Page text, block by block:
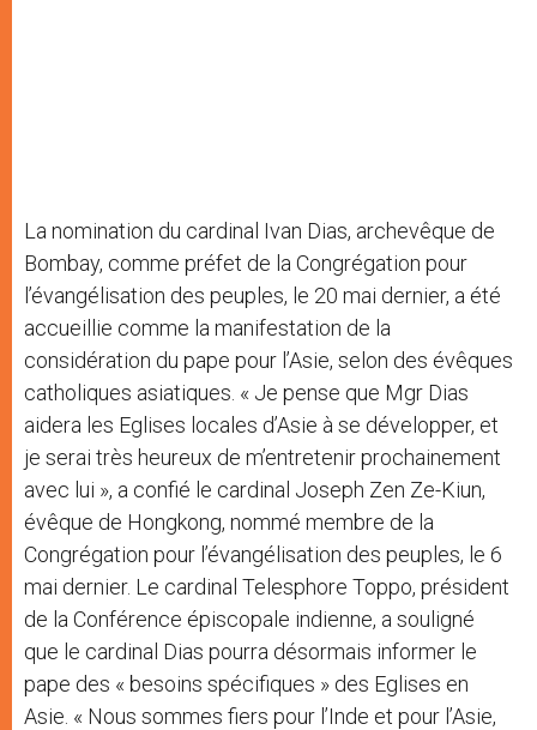
La nomination du cardinal Ivan Dias, archevêque de
Bombay, comme préfet de la Congrégation pour
l’évangélisation des peuples, le 20 mai dernier, a été
accueillie comme la manifestation de la
considération du pape pour l’Asie, selon des évêques
catholiques asiatiques. « Je pense que Mgr Dias
aidera les Eglises locales d’Asie à se développer, et
je serai très heureux de m’entretenir prochainement
avec lui », a confié le cardinal Joseph Zen Ze-Kiun,
évêque de Hongkong, nommé membre de la
Congrégation pour l’évangélisation des peuples, le 6
mai dernier. Le cardinal Telesphore Toppo, président
de la Conférence épiscopale indienne, a souligné
que le cardinal Dias pourra désormais informer le
pape des « besoins spécifiques » des Eglises en
Asie. « Nous sommes fiers pour l’Inde et pour l’Asie,